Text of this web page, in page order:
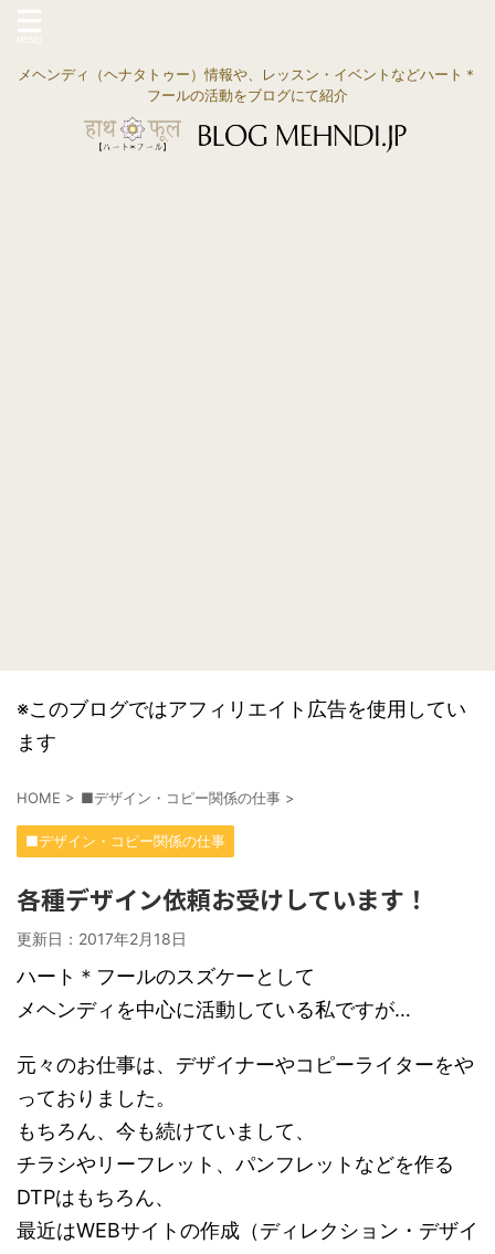
メヘンディ（ヘナタトゥー）情報や、レッスン・イベントなどハート＊
フールの活動をブログにて紹介
※このブログではアフィリエイト広告を使用してい
ます
HOME > ■デザイン・コピー関係の仕事 >
■デザイン・コピー関係の仕事
各種デザイン依頼お受けしています！
更新日： 2017年2月18日
ハート＊フールのスズケーとして
メヘンディを中心に活動している私ですが…
元々のお仕事は、デザイナーやコピーライターをや
っておりました。
もちろん、今も続けていまして、
チラシやリーフレット、パンフレットなどを作る
DTPはもちろん、
最近はWEBサイトの作成（ディレクション・デザイ